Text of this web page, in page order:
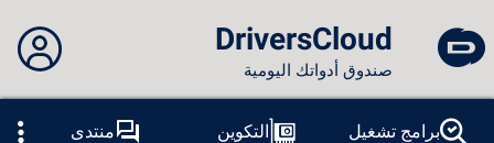
DriversCloud
صندوق أدواتك اليومية
لم تقم بتسجيل الدخول...
برامج تشغيل التكوين
منتدى